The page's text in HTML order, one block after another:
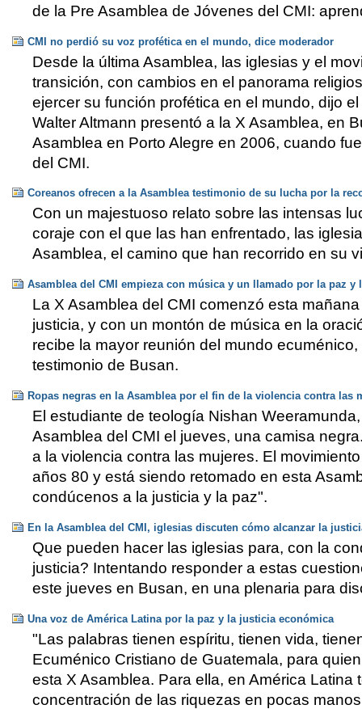
de la Pre Asamblea de Jóvenes del CMI:
CMI no perdió su voz profética en el mundo, dice moderador
Desde la última Asamblea, las iglesias y el
transición, con cambios en el panorama
ejercer su función profética en el mundo, dijo
Walter Altmann presentó a la X Asamblea, en
Asamblea en Porto Alegre en 2006, cuando
del CMI.
Coreanos ofrecen a la Asamblea testimonio de su lucha por la
Con un majestuoso relato sobre las intensas
coraje con el que las han enfrentado, las
Asamblea, el camino que han recorrido en su
Asamblea del CMI empieza con música y un llamado por la paz y
​La X Asamblea del CMI comenzó esta
justicia, y con un montón de música en la
recibe la mayor reunión del mundo
testimonio de Busan.
Ropas negras en la Asamblea por el fin de la violencia contra las
El estudiante de teología Nishan
Asamblea del CMI el jueves, una camisa
a la violencia contra las mujeres. El
años 80 y está siendo retomado en esta
condúcenos a la justicia y la paz".
En la Asamblea del CMI, iglesias discuten cómo alcanzar la
Que pueden hacer las iglesias para, con la
justicia? Intentando responder a estas
este jueves en Busan, en una plenaria para
Una voz de América Latina por la paz y la justicia económica
"Las palabras tienen espíritu, tienen vida,
Ecuménico Cristiano de Guatemala, para
esta X Asamblea. Para ella, en América
concentración de las riquezas en pocas